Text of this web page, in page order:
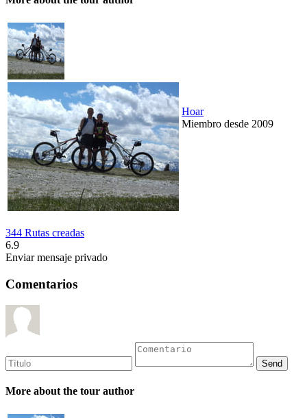
Hoar
Miembro desde 2009
344 Rutas creadas
6.9
Enviar mensaje privado
Comentarios
More about the tour author